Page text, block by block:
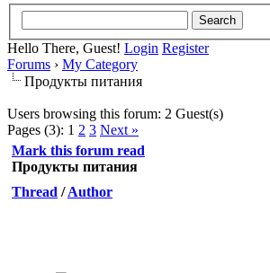
Hello There, Guest! Login Register
Forums › My Category
Продукты питания
Users browsing this forum: 2 Guest(s)
Pages (3): 1 2 3 Next »
Mark this forum read
Продукты питания
Thread /Author